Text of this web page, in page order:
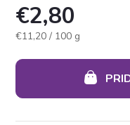
€2,80
Jednotková
€11,20 / 100 g